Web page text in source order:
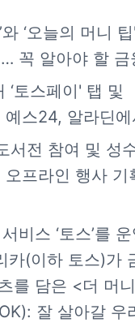
와 ‘오늘의 머니
꼭 알아야 할
‘토스페이' 탭 및
예스24, 알라딘
서전 참여 및 성
오프라인 행사 기
비스 ‘토스’를
카(이하 토스)가
를 담은 <더 머
잘 살아갈 우